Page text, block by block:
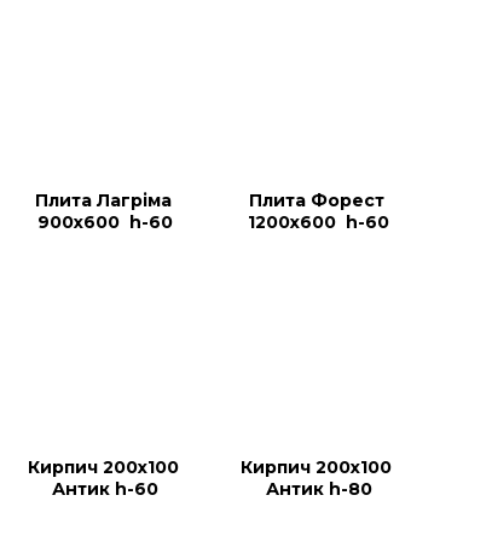
Плита Лагріма
900х600  h-60
Плита Форест
1200х600  h-60
Кирпич 200х100
Антик h-60
Кирпич 200х100
Антик h-80